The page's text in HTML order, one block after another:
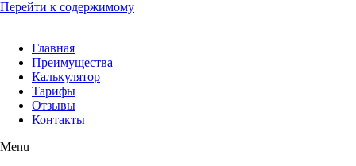
Перейти к содержимому
Главная
Преимущества
Калькулятор
Тарифы
Отзывы
Контакты
Menu